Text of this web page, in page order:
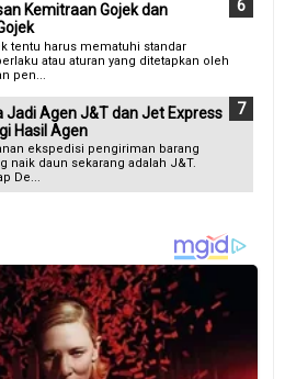
Kemitraan Gojek dan
tentu harus mematuhi standar
atau aturan yang ditetapkan oleh
pen...
Jadi Agen J&T dan Jet Express
Hasil Agen
ekspedisi pengiriman barang
naik daun sekarang adalah J&T.
De...